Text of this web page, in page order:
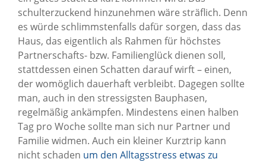
schulterzuckend hinzunehmen wäre sträflich. Denn
es würde schlimmstenfalls dafür sorgen, dass das
Haus, das eigentlich als Rahmen für höchstes
Partnerschafts- bzw. Familienglück dienen soll,
stattdessen einen Schatten darauf wirft – einen,
der womöglich dauerhaft verbleibt. Dagegen sollte
man, auch in den stressigsten Bauphasen,
regelmäßig ankämpfen. Mindestens einen halben
Tag pro Woche sollte man sich nur Partner und
Familie widmen. Auch ein kleiner Kurztrip kann
nicht schaden um den Alltagsstress etwas zu